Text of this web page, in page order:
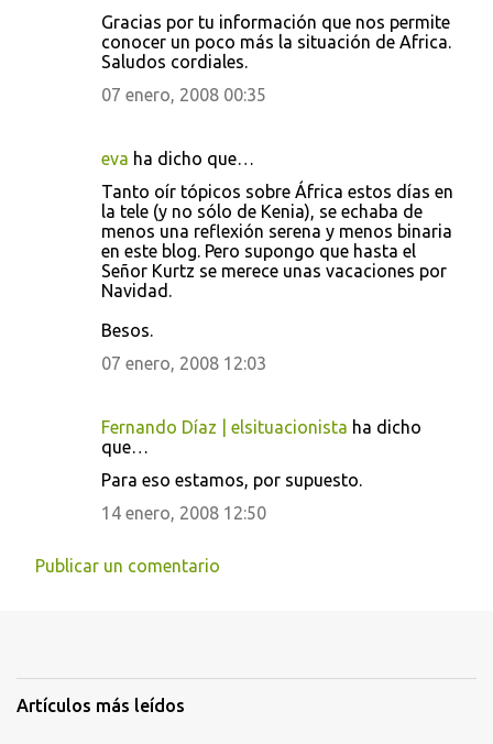
Gracias por tu información que nos permite
conocer un poco más la situación de Africa.
Saludos cordiales.
07 enero, 2008 00:35
eva ha dicho que…
Tanto oír tópicos sobre África estos días en
la tele (y no sólo de Kenia), se echaba de
menos una reflexión serena y menos binaria
en este blog. Pero supongo que hasta el
Señor Kurtz se merece unas vacaciones por
Navidad.
Besos.
07 enero, 2008 12:03
Fernando Díaz | elsituacionista ha dicho
que…
Para eso estamos, por supuesto.
14 enero, 2008 12:50
Publicar un comentario
Artículos más leídos